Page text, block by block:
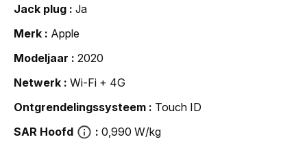
Jack plug
Ja
Merk
Apple
Modeljaar
2020
Netwerk
Wi-Fi + 4G
Ontgrendelingssysteem
Touch ID
SAR Hoofd
0,990 W/kg